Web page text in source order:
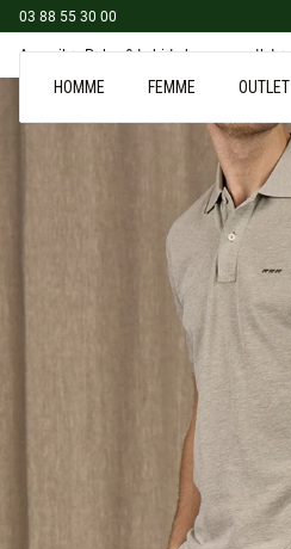
03 88 55 30 00
HOMME FEMME OUTLET
Accueil Polos & t-shirts homme outlet